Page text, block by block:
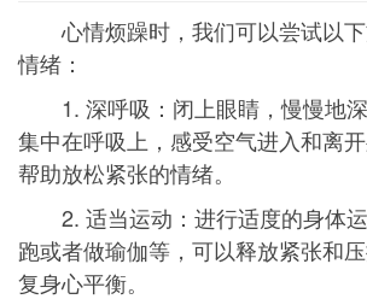
心情烦躁时，我们可以尝试以下
情绪：
1. 深呼吸：闭上眼睛，慢慢地深
集中在呼吸上，感受空气进入和离
帮助放松紧张的情绪。
2. 适当运动：进行适度的身体运
跑或者做瑜伽等，可以释放紧张和
复身心平衡。